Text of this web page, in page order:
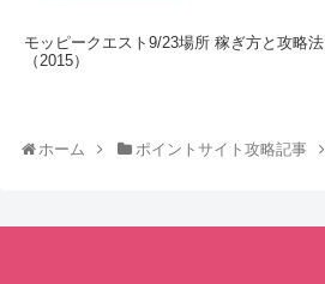
モッピークエスト9/23場所 稼ぎ方と攻略法
（2015）
ホーム ポイントサイト攻略記事